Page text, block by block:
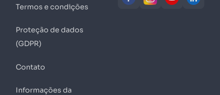
Termos e condições
Proteção de dados
(GDPR)
Contato
Informações da